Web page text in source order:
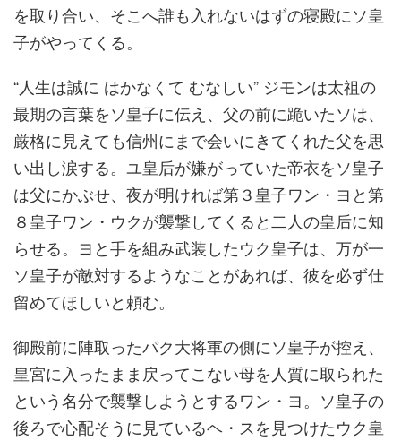
を取り合い、そこへ誰も入れないはずの寝殿にソ皇
子がやってくる。
“人生は誠に はかなくて むなしい” ジモンは太祖の
最期の言葉をソ皇子に伝え、父の前に跪いたソは、
厳格に見えても信州にまで会いにきてくれた父を思
い出し涙する。ユ皇后が嫌がっていた帝衣をソ皇子
は父にかぶせ、夜が明ければ第３皇子ワン・ヨと第
８皇子ワン・ウクが襲撃してくると二人の皇后に知
らせる。ヨと手を組み武装したウク皇子は、万が一
ソ皇子が敵対するようなことがあれば、彼を必ず仕
留めてほしいと頼む。
御殿前に陣取ったパク大将軍の側にソ皇子が控え、
皇宮に入ったまま戻ってこない母を人質に取られた
という名分で襲撃しようとするワン・ヨ。ソ皇子の
後ろで心配そうに見ているヘ・スを見つけたウク皇